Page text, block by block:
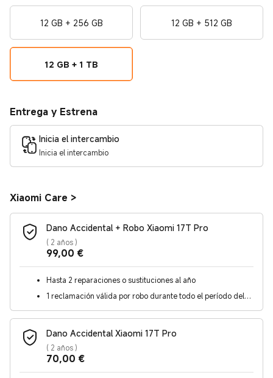
12 GB + 256 GB 12 GB + 512 GB
12 GB + 1 TB
Entrega y Estrena
Inicia el intercambio
Inicia el intercambio
Xiaomi Care >
Dano Accidental + Robo Xiaomi 17T Pro
( 2 años)
99,00 €
Hasta 2 reparaciones o sustituciones al año
1 reclamación válida por robo durante todo el período del
Dano Accidental Xiaomi 17T Pro
( 2 años)
70,00 €